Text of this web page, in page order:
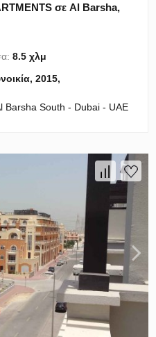
σε Al Barsha,
8.5 χλμ
2015,
Barsha South - Dubai - UAE